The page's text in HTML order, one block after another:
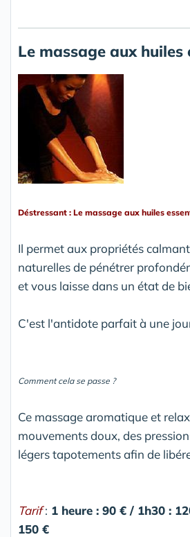
Le massage aux huiles
Déstressant : Le massage aux huiles
Il permet aux propriétés
naturelles de pénétrer
et vous laisse dans un état de
C'est l'antidote parfait à une
Comment cela se passe ?
Ce massage aromatique et
mouvements doux, des
légers tapotements afin de
Tarif: 1 heure : 90 € / 1h30 :
150 €